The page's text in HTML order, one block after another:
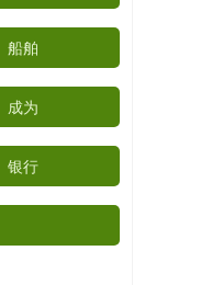
船舶
成为
银行